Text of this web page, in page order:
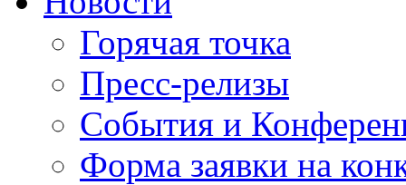
Горячая точка
Пресс-релизы
События и
Форма заявки на